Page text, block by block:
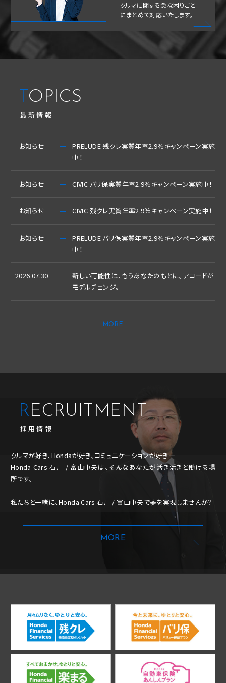
クルマに関する急な困りごと
にまとめて対応いたします。
TOPICS
最新情報
お知らせ
PRELUDE 残クレ実質年率2.9％キャンペーン実施
中！
お知らせ CIVIC バリ保実質年率2.9％キャンペーン実施中！
お知らせ CIVIC 残クレ実質年率2.9％キャンペーン実施中！
お知らせ
PRELUDE バリ保実質年率2.9％キャンペーン実施
中！
2026.07.30
新しい可能性は、もうあなたのもとに。アコードが
モデルチェンジ。
MORE
RECRUITMENT
採用情報
クルマが好き、Hondaが好き、コミュニケーションが好き―
Honda Cars 石川 / 富山中央は、そんなあなたが活き活きと働ける場
所です。
私たちと一緒に、Honda Cars 石川 / 富山中央で夢を実現しませんか？
MORE